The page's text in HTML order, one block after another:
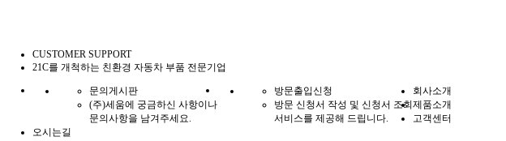
CUSTOMER SUPPORT
21C를 개척하는 친환경 자동차 부품 전문기업
문의게시판
(주)세움에 궁금하신 사항이나
문의사항을 남겨주세요.
방문출입신청
방문 신청서 작성 및 신청서 조회
서비스를 제공해 드립니다.
회사소개
제품소개
고객센터
오시는길